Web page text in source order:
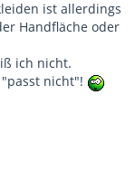
ist allerdings
Handfläche oder
ich nicht.
nicht"!